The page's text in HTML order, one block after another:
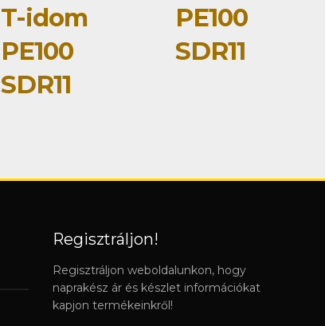
T-idom
PE100
SDR11
PE100
SDR11
Regisztráljon!
Regisztráljon weboldalunkon, hogy
naprakész ár és készlet információkat
kapjon termékeinkről!